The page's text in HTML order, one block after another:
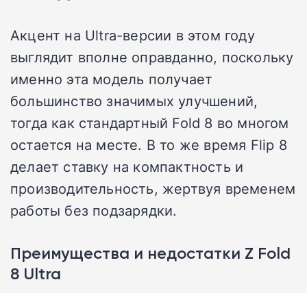
Акцент на Ultra-версии в этом году
выглядит вполне оправданно, поскольку
именно эта модель получает
большинство значимых улучшений,
тогда как стандартный Fold 8 во многом
остается на месте. В то же время Flip 8
делает ставку на компактность и
производительность, жертвуя временем
работы без подзарядки.
Преимущества и недостатки Z Fold
8 Ultra